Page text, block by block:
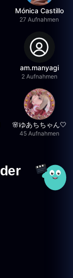
Mónica Castillo
27 Aufnahmen
am.manyagi
2 Aufnahmen
🌸ゆあちちゃん🤍
45 Aufnahmen